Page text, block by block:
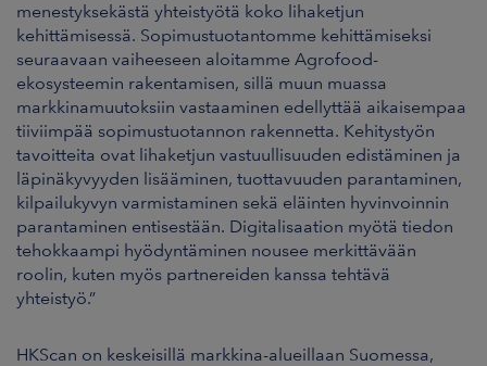
menestyksekästä yhteistyötä koko lihaketjun
kehittämisessä. Sopimustuotantomme kehittämiseksi
seuraavaan vaiheeseen aloitamme Agrofood-
ekosysteemin rakentamisen, sillä muun muassa
markkinamuutoksiin vastaaminen edellyttää aikaisempaa
tiiviimpää sopimustuotannon rakennetta. Kehitystyön
tavoitteita ovat lihaketjun vastuullisuuden edistäminen ja
läpinäkyvyyden lisääminen, tuottavuuden parantaminen,
kilpailukyvyn varmistaminen sekä eläinten hyvinvoinnin
parantaminen entisestään. Digitalisaation myötä tiedon
tehokkaampi hyödyntäminen nousee merkittävään
roolin, kuten myös partnereiden kanssa tehtävä
yhteistyö.”
HKScan on keskeisillä markkina-alueillaan Suomessa,